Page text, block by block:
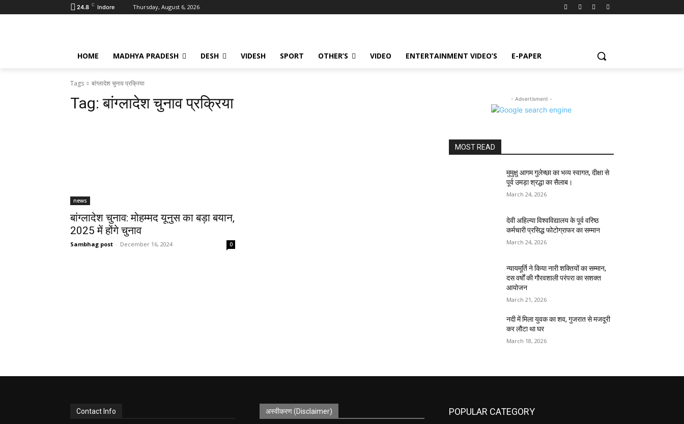
24.8 C Indore Thursday, August 6, 2026
HOME MADHYA PRADESH DESH VIDESH SPORT OTHER’S VIDEO ENTERTAINMENT VIDEO’S E-PAPER
Tags बांग्लादेश चुनाव प्रक्रिया
Tag:बांग्लादेश चुनाव प्रक्रिया
news
बांग्लादेश चुनाव: मोहम्मद यूनुस का बड़ा बयान,
2025 में होंगे चुनाव
Sambhag post - December 16, 2024 0
- Advertisment -
MOST READ
मुमुक्षु आगम गुलेच्छा का भव्य स्वागत, दीक्षा से
पूर्व उमड़ा श्रद्धा का सैलाब।
March 24, 2026
देवी अहिल्या विश्वविद्यालय के पूर्व वरिष्ठ
कर्मचारी प्रसिद्ध फोटोग्राफर का सम्मान
March 24, 2026
न्यायमूर्ति ने किया नारी शक्तियों का सम्मान,
दस वर्षों की गौरवशाली परंपरा का सशक्त
आयोजन
March 21, 2026
नदी में मिला युवक का शव, गुजरात से मजदूरी
कर लौटा था घर
March 18, 2026
Contact Info अस्वीकरण (Disclaimer) POPULAR CATEGORY